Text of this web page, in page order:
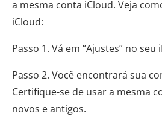
a mesma conta iCloud. Veja
iCloud:
Passo 1. Vá em “Ajustes” no seu
Passo 2. Você encontrará sua
Certifique-se de usar a mesma
novos e antigos.